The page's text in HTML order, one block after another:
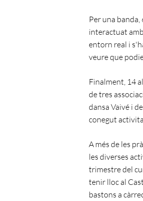
Per una banda,
interactuat
entorn real i
veure que
Finalment, 14
de tres
dansa Vaivé i
conegut
A més de les
les diverses
trimestre del
tenir lloc al
bastons a